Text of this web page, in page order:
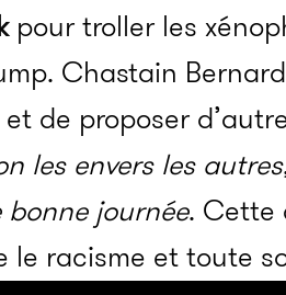
pour troller les
Chastain
de proposer
les envers les autres
bonne journée. Cette
racisme et toute